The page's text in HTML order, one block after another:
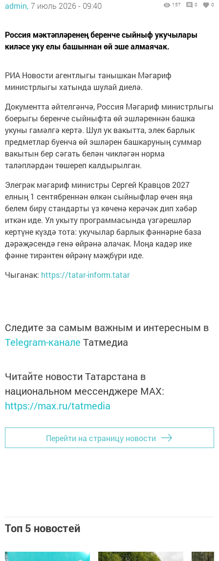
admin, 7 июль 2026 - 09:40 157 0 0
Россия мәктәпләренең беренче сыйныф укучылары
киләсе уку елы башыннан өй эше алмаячак.
РИА Новости агентлыгы танышкан Мәгариф
министрлыгы хатында шулай диелә.
Документта әйтелгәнчә, Россия Мәгариф министрлыгы
боерыгы беренче сыйныфта өй эшләреннән башка
укуны гамәлгә кертә. Шул ук вакытта, элек барлык
предметлар буенча өй эшләрен башкаруның суммар
вакытын бер сәгать белән чикләгән норма
таләпләрдән төшереп калдырылган.
Элегрәк мәгариф министры Сергей Кравцов 2027
елның 1 сентябреннән өлкән сыйныфлар өчен яңа
белем бирү стандарты үз көченә керәчәк дип хәбәр
иткән иде. Ул укыту программасында үзгәрешләр
кертүне күздә тота: укучылар барлык фәннәрне база
дәрәҗәсендә генә өйрәнә алачак. Моңа кадәр ике
фәнне тирәнтен өйрәнү мәҗбүри иде.
Чыганак: https://tatar-inform.tatar
Следите за самым важным и интересным в
Telegram-канале Татмедиа
Читайте новости Татарстана в
национальном мессенджере MАХ:
https://max.ru/tatmedia
Перейти на страницу новости
Топ 5 новостей